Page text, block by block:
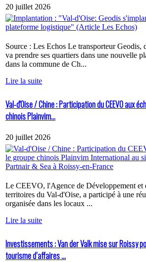
20 juillet 2026
Source : Les Echos Le transporteur Geodis,
va prendre ses quartiers dans une nouvelle
dans la commune de Ch...
Lire la suite
Val-d'Oise / Chine : Participation du CEEVO aux
chinois Plainvim...
20 juillet 2026
Le CEEVO, l'Agence de Développement et
territoires du Val-d'Oise, a participé à une
organisée dans les locaux ...
Lire la suite
Investissements : Van der Valk mise sur Roissy
tourisme d’affaires ...